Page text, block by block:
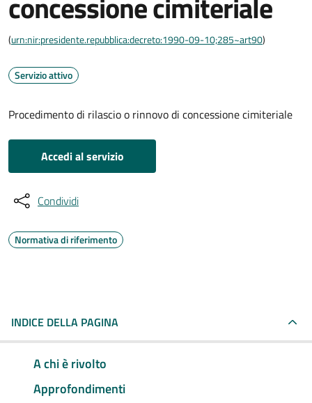
(urn:nir:presidente.repubblica:decreto:1990-09-10;285~art90)
Servizio attivo
Procedimento di rilascio o rinnovo di concessione cimiteriale
Accedi al servizio
Condividi
Normativa di riferimento
INDICE DELLA PAGINA
A chi è rivolto
Approfondimenti